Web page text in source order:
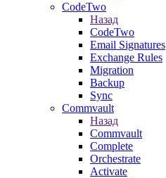
CodeTwo
Назад
CodeTwo
Email Signatures
Exchange Rules
Migration
Backup
Sync
Commvault
Назад
Commvault
Complete
Orchestrate
Activate